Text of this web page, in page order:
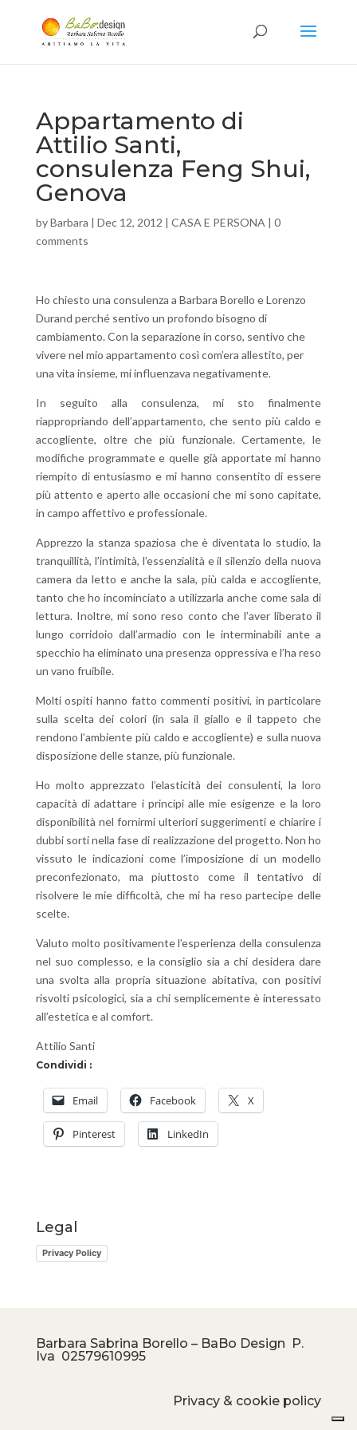
Appartamento di
Attilio Santi,
consulenza Feng Shui,
Genova
byBarbara | Dec 12, 2012 | CASA E PERSONA | 0
comments
Ho chiesto una consulenza a Barbara Borello e Lorenzo
Durand perché sentivo un profondo bisogno di
cambiamento. Con la separazione in corso, sentivo che
vivere nel mio appartamento così com’era allestito, per
una vita insieme, mi influenzava negativamente.
In seguito alla consulenza, mi sto finalmente
riappropriando dell’appartamento, che sento più caldo e
accogliente, oltre che più funzionale. Certamente, le
modifiche programmate e quelle già apportate mi hanno
riempito di entusiasmo e mi hanno consentito di essere
più attento e aperto alle occasioni che mi sono capitate,
in campo affettivo e professionale.
Apprezzo la stanza spaziosa che è diventata lo studio, la
tranquillità, l’intimità, l’essenzialità e il silenzio della nuova
camera da letto e anche la sala, più calda e accogliente,
tanto che ho incominciato a utilizzarla anche come sala di
lettura. Inoltre, mi sono reso conto che l’aver liberato il
lungo corridoio dall’armadio con le interminabili ante a
specchio ha eliminato una presenza oppressiva e l’ha reso
un vano fruibile.
Molti ospiti hanno fatto commenti positivi, in particolare
sulla scelta dei colori (in sala il giallo e il tappeto che
rendono l’ambiente più caldo e accogliente) e sulla nuova
disposizione delle stanze, più funzionale.
Ho molto apprezzato l’elasticità dei consulenti, la loro
capacità di adattare i principi alle mie esigenze e la loro
disponibilità nel fornirmi ulteriori suggerimenti e chiarire i
dubbi sorti nella fase di realizzazione del progetto. Non ho
vissuto le indicazioni come l’imposizione di un modello
preconfezionato, ma piuttosto come il tentativo di
risolvere le mie difficoltà, che mi ha reso partecipe delle
scelte.
Valuto molto positivamente l’esperienza della consulenza
nel suo complesso, e la consiglio sia a chi desidera dare
una svolta alla propria situazione abitativa, con positivi
risvolti psicologici, sia a chi semplicemente è interessato
all’estetica e al comfort.
Attilio Santi
Condividi :
Email Facebook X
Pinterest LinkedIn
Legal
Privacy Policy
Barbara Sabrina Borello – BaBo Design P.
Iva 02579610995
Privacy & cookie policy